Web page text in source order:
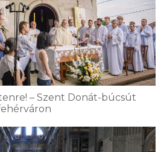
– Szent Donát-búcsút